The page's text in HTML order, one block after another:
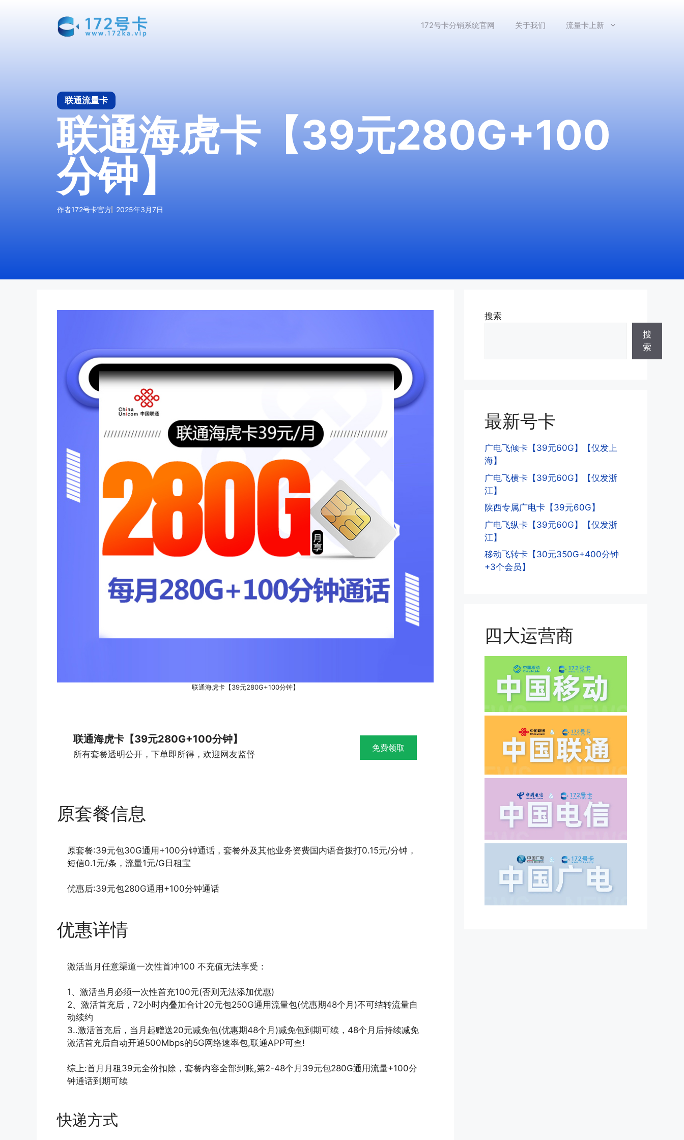
172号卡分销系统官网 关于我们 流量卡上新
联通流量卡
联通海虎卡【39元280G+100
分钟】
作者172号卡官方 2025年3月7日
联通海虎卡【39元280G+100分钟】
联通海虎卡【39元280G+100分钟】
所有套餐透明公开，下单即所得，欢迎网友监督
免费领取
原套餐信息
原套餐:39元包30G通用+100分钟通话，套餐外及其他业务资费国内语音拨打0.15元/分钟，
短信0.1元/条，流量1元/G日租宝
优惠后:39元包280G通用+100分钟通话
优惠详情
激活当月任意渠道一次性首冲100 不充值无法享受：
1、激活当月必须一次性首充100元(否则无法添加优惠)
2、激活首充后，72小时内叠加合计20元包250G通用流量包(优惠期48个月)不可结转流量自
动续约
3..激活首充后，当月起赠送20元减免包(优惠期48个月)减免包到期可续，48个月后持续减免
激活首充后自动开通500Mbps的5G网络速率包,联通APP可查!
综上:首月月租39元全价扣除，套餐内容全部到账,第2-48个月39元包280G通用流量+100分
钟通话到期可续
快递方式
搜索
搜
索
最新号卡
广电飞倾卡【39元60G】【仅发上
海】
广电飞横卡【39元60G】【仅发浙
江】
陕西专属广电卡【39元60G】
广电飞纵卡【39元60G】【仅发浙
江】
移动飞转卡【30元350G+400分钟
+3个会员】
四大运营商